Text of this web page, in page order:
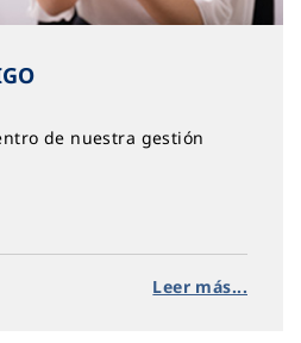
de nuestra gestión
Leer más...